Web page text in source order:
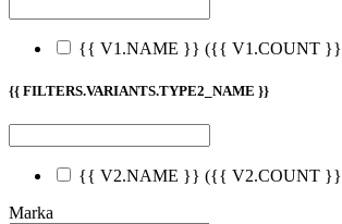
{{ V1.NAME }} ({{ V1.COUNT
{{ FILTERS.VARIANTS.TYPE2_NAME }}
{{ V2.NAME }} ({{ V2.COUNT
Marka